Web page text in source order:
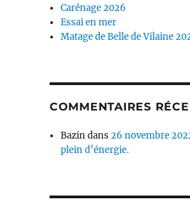
Carénage 2026
Essai en mer
Matage de Belle de Vilaine
COMMENTAIRES
Bazindans26 novembre
plein d’énergie.